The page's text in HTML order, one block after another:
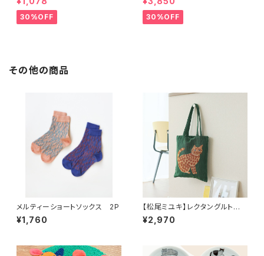
30%OFF 30%OFF
その他の商品
メルティーショートソックス 2P
¥1,760
【松尾ミユキ】レクタングルトート
バッグ
¥2,970